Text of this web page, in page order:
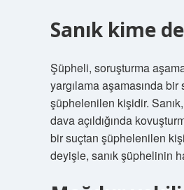
Sanık kime
Şüpheli, soruşturma
yargılama aşamasında bir
şüphelenilen kişidir.
dava açıldığında
bir suçtan şüphelenilen
deyişle, sanık şüphelinin